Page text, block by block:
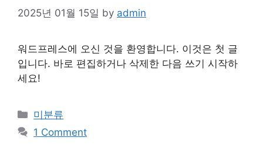
2025년 01월 15일 by admin
워드프레스에 오신 것을 환영합니다. 이것은 첫 글
입니다. 바로 편집하거나 삭제한 다음 쓰기 시작하
세요!
Categories
미분류
1 Comment